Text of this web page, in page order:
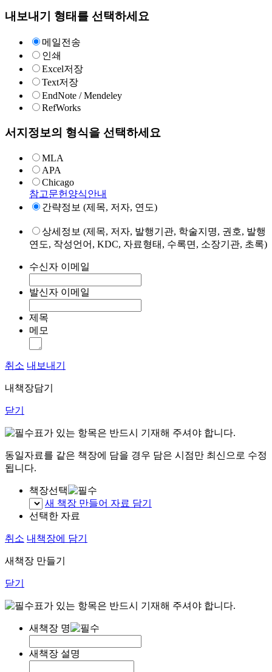
내보내기 형태를 선택하세요
메일전송
인쇄
Excel저장
Text저장
EndNote / Mendeley
RefWorks
서지정보의 형식을 선택하세요
MLA
APA
Chicago
참고문헌양식안내
간략정보 (제목, 저자, 연도)
상세정보 (제목, 저자, 발행기관, 학술지명, 권호, 발행
연도, 작성언어, KDC, 자료형태, 수록면, 소장기관, 초록)
수신자 이메일
발신자 이메일
제목
메모
취소 내보내기
내책장담기
닫기
표가 있는 항목은 반드시 기재해 주셔야 합니다.
동일자료를 같은 책장에 담을 경우 담은 시점만 최신으로 수정
됩니다.
책장선택
새 책장 만들어 자료 담기
선택한 자료
취소 내책장에 담기
새책장 만들기
닫기
표가 있는 항목은 반드시 기재해 주셔야 합니다.
새책장 명
새책장 설명